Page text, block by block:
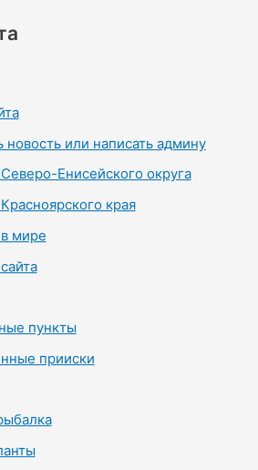
новость или написать админу
Енисейского округа
края
мире
пункты
прииски